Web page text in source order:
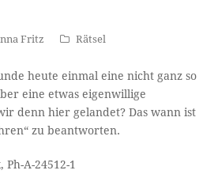
Fritz Rätsel
heute einmal eine nicht ganz so
eine etwas eigenwillige
denn hier gelandet? Das wann ist
zu beantworten.
A-24512-1